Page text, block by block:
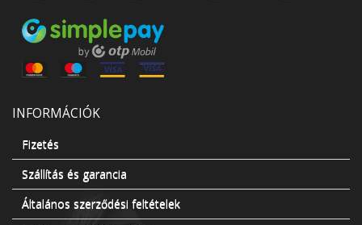
INFORMÁCIÓK
Fizetés
Szállítás és garancia
Általános szerződési feltételek